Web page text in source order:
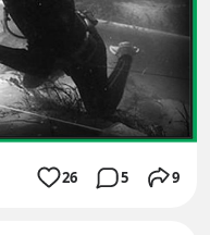
26 5 9